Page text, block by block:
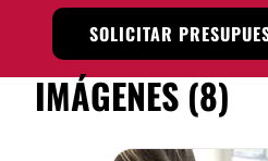
SOLICITAR
IMÁGENES (8)